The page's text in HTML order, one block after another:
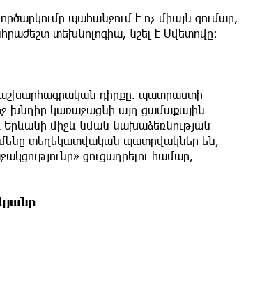
պահանջում է ոչ միայն գումար,
տեխնոլոգիա, նշել է Սվետովը։
աշխարհագրական դիրքը. պատրաստի
խնդիր կառաջացնի այդ ցամաքային
միջև նման նախաձեռնության
տեղեկատվական պատրվակներ են,
ցուցադրելու համար,